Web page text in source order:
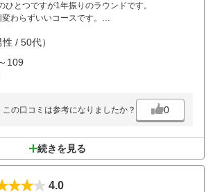
ひとつですが1年振りのラウンドです。
わらずいいコースです。
性 / 50代）
109
この口コミは参考になりましたか？ 0
続きを見る
4.0